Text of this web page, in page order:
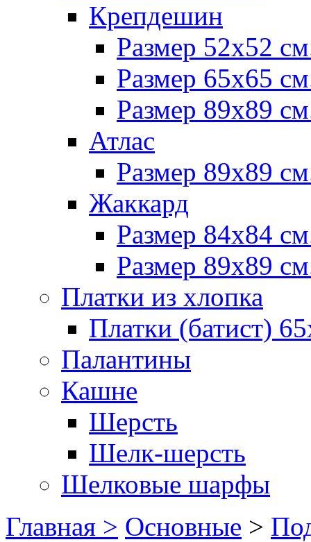
Крепдешин
Размер 52х52
Размер 65х65
Размер 89х89
Атлас
Размер 89х89
Жаккард
Размер 84х84
Размер 89х89
Платки из хлопка
Платки (батист)
Палантины
Кашне
Шерсть
Шелк-шерсть
Шелковые шарфы
Главная > Основные >